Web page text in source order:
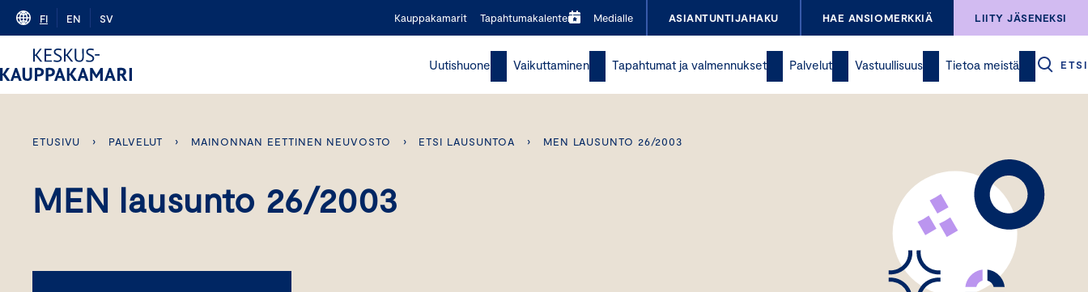
Skip
content
FI EN SV Kauppakamarit Tapahtumakalenteri Medialle ASIANTUNTIJAHAKU HAE ANSIOMERKKIÄ LIITY JÄSENEKSI
Uutishuone Vaikuttaminen Tapahtumat ja valmennukset Palvelut Vastuullisuus Tietoa meistä ETSI
ETUSIVU › PALVELUT › MAINONNAN EETTINEN NEUVOSTO › ETSI LAUSUNTOA › MEN LAUSUNTO 26/2003
MEN lausunto 26/2003